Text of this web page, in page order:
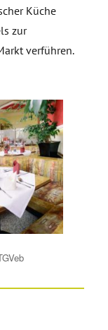
Küche
zur
verführen.